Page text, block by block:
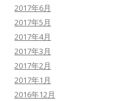
2017年6月
2017年5月
2017年4月
2017年3月
2017年2月
2017年1月
2016年12月